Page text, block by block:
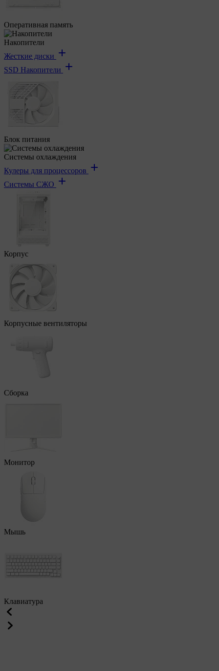
Оперативная память
Накопители
Жесткие диски
SSD Накопители
Блок питания
Системы охлаждения
Кулеры для процессоров
Системы СЖО
Корпус
Корпусные вентиляторы
Сборка
Монитор
Мышь
Клавиатура